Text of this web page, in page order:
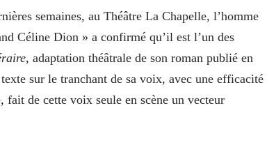
semaines, au Théâtre La Chapelle, l’homme
Céline Dion » a confirmé qu’il est l’un des
, adaptation théâtrale de son roman publié en
sur le tranchant de sa voix, avec une efficacité
de cette voix seule en scène un vecteur